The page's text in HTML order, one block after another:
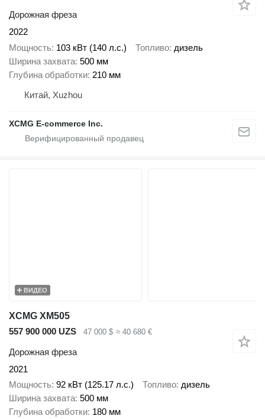
Дорожная фреза
2022
Мощность 103 кВт (140 л.с.) Топливо дизель
Ширина захвата 500 мм
Глубина обработки 210 мм
Китай, Xuzhou
XCMG E-commerce Inc.
ВИДЕО
XCMG XM505
557 900 000 UZS
47 000 $ ≈ 40 680 €
Дорожная фреза
2021
Мощность 92 кВт (125.17 л.с.) Топливо дизель
Ширина захвата 500 мм
Глубина обработки 180 мм